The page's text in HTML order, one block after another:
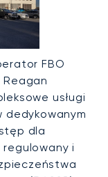
FBO
usługi
dedykowanym
dla
i